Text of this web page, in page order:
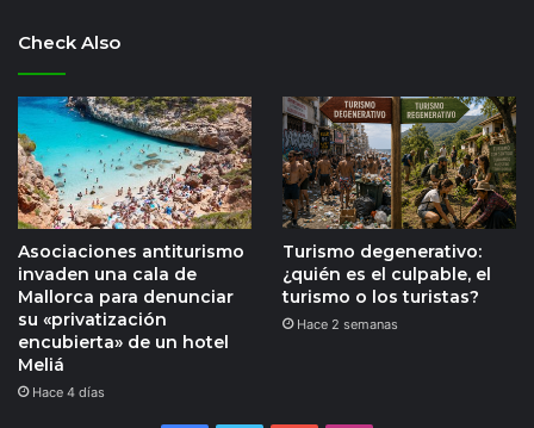
Check Also
Asociaciones antiturismo
invaden una cala de
Mallorca para denunciar
su «privatización
encubierta» de un hotel
Meliá
Hace 4 días
Turismo degenerativo:
¿quién es el culpable, el
turismo o los turistas?
Hace 2 semanas